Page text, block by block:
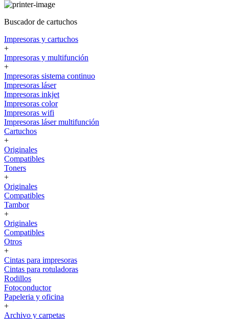
Buscador de cartuchos
Impresoras y cartuchos
+
Impresoras y multifunción
+
Impresoras sistema continuo
Impresoras láser
Impresoras inkjet
Impresoras color
Impresoras wifi
Impresoras láser multifunción
Cartuchos
+
Originales
Compatibles
Toners
+
Originales
Compatibles
Tambor
+
Originales
Compatibles
Otros
+
Cintas para impresoras
Cintas para rotuladoras
Rodillos
Fotoconductor
Papeleria y oficina
+
Archivo y carpetas